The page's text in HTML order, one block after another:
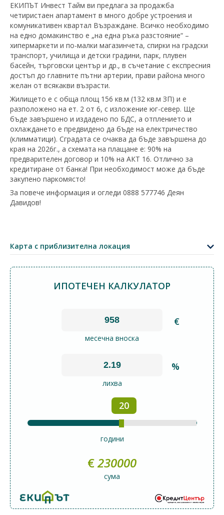
ЕКИПЪТ Инвест Тайм ви предлага за продажба
четиристаен апартамент в много добре устроения и
комуникативен квартал Възраждане. Всичко необходимо
на едно домакинство е „на една ръка разстояние“ –
хипермаркети и по-малки магазинчета, спирки на градски
транспорт, училища и детски градини, парк, плувен
басейн, търговски център и др., в съчетание с експресния
достъп до главните пътни артерии, прави района много
желан от всякакви възрасти.
Жилището е с обща площ 156 кв.м (132 кв.м ЗП) и е
разположено на ет. 2 от 6, с изложение юг-север. Ще
бъде завършено и издадено по БДС, а отплението и
охлаждането е предвидено да бъде на електричество
(климматици). Сградата се очаква да бъде завършена до
края на 2026г., а схемата на плащане е: 90% на
предварителен договор и 10% на АКТ 16. Отлично за
кредитиране от банка! При необходимост може да бъде
закупено паркомясто!
За повече информация и огледи 0888 577746 Деян
Давидов!
Карта с приблизителна локация
ИПОТЕЧЕН КАЛКУЛАТОР
€
месечна вноска
%
лихва
20
години
€230000
сума